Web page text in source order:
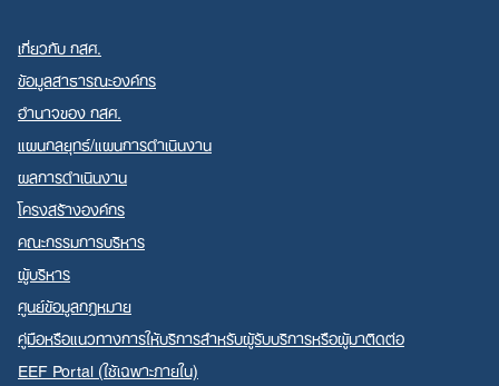
เกี่ยวกับ กสศ.
ข้อมูลสาธารณะองค์กร
อำนาจของ กสศ.
แผนกลยุทธ์/แผนการดำเนินงาน
ผลการดำเนินงาน
โครงสร้างองค์กร
คณะกรรมการบริหาร
ผู้บริหาร
ศูนย์ข้อมูลกฎหมาย
คู่มือหรือแนวทางการให้บริการสำหรับผู้รับบริการหรือผู้มาติดต่อ
EEF Portal (ใช้เฉพาะภายใน)